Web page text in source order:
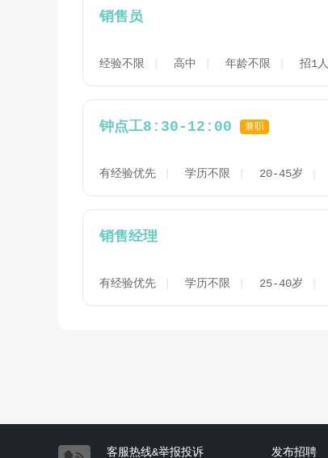
销售员
经验不限 高中 年龄不限 招1人
钟点工8:30-12:00 兼职
有经验优先 学历不限 20-45岁
销售经理
有经验优先 学历不限 25-40岁
客服热线&举报投诉 发布招聘